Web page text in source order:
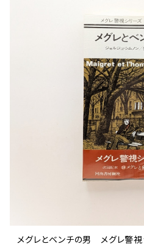
メグレとベンチの男 メグレ警視